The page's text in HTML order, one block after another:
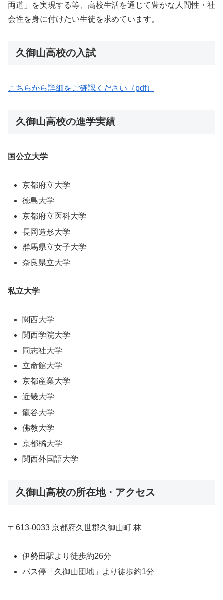
両道」を実現する等、高校生活を通じて豊かな人間性・社
会性を身に付けたい生徒を求めています。
久御山高校の入試
こちらから詳細をご確認ください（pdf）
久御山高校の進学実績
国公立大学
京都府立大学
徳島大学
京都府立医科大学
長岡造形大学
群馬県立女子大学
奈良県立大学
私立大学
関西大学
関西学院大学
同志社大学
立命館大学
京都産業大学
近畿大学
龍谷大学
佛教大学
京都橘大学
関西外国語大学
久御山高校の所在地・アクセス
〒613-0033 京都府久世郡久御山町 林
伊勢田駅より徒歩約26分
バス停「久御山団地」より徒歩約1分